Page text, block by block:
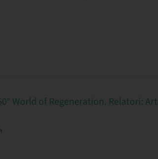
World of Regeneration. Relatori: